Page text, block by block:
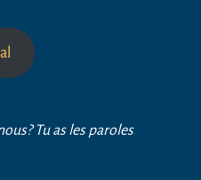
Tu as les paroles